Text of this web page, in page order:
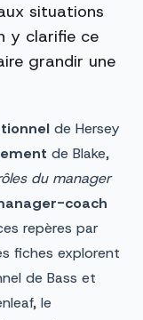
situations
y clarifie ce
grandir une
de Hersey
de Blake,
du manager
coach
repères par
fiches explorent
de Bass et
le